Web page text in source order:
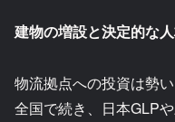
建物の増設と決定的な
物流拠点への投資は勢
全国で続き、日本GLP